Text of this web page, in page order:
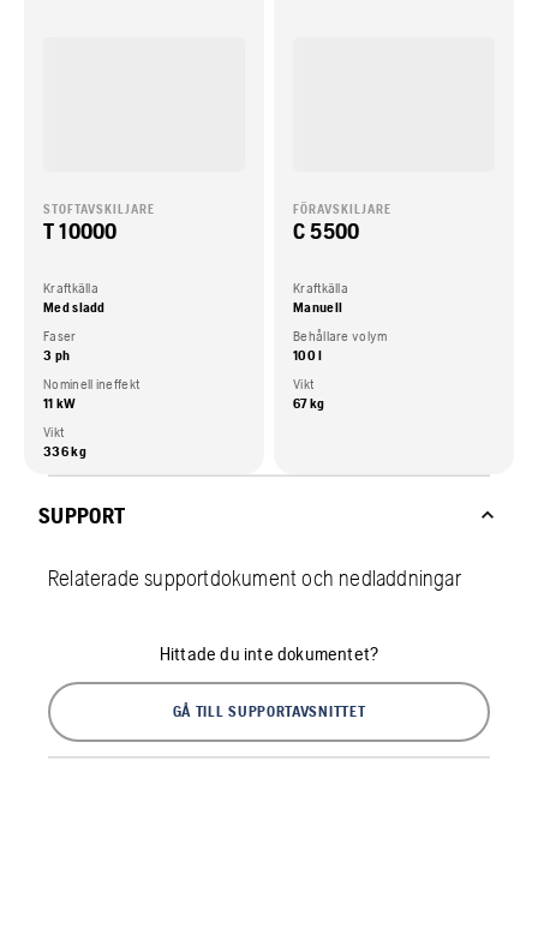
STOFTAVSKILJARE
T 10000
Kraftkälla
Med sladd
Faser
3 ph
Nominell ineffekt
11 kW
Vikt
336 kg
FÖRAVSKILJARE
C 5500
Kraftkälla
Manuell
Behållare volym
100 l
Vikt
67 kg
SUPPORT
Relaterade supportdokument och nedladdningar
Hittade du inte dokumentet?
GÅ TILL SUPPORTAVSNITTET